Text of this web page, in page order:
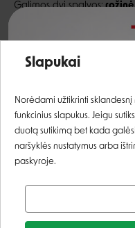
Galimos dvi spalvos:rožinė
−15%
Įvertinimas:
Slapukai
Norėdami užtikrinti
funkcinius slapukus. Jeigu
duotą sutikimą bet kada
naršyklės nustatymus arba
paskyroje.